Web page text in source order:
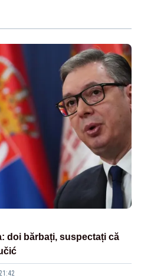
doi bărbați, suspectați că